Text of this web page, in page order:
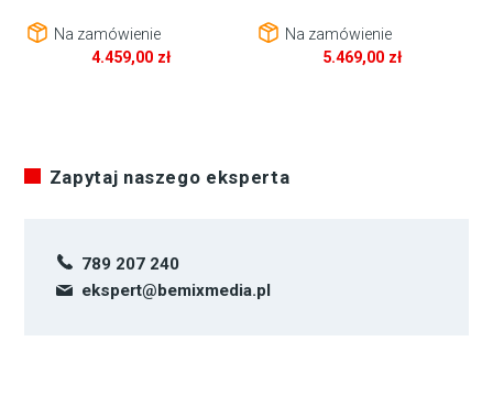
Na zamówienie
4.459,00 zł
Na zamówienie
5.469,00 zł
Zapytaj naszego eksperta
789 207 240
ekspert@bemixmedia.pl